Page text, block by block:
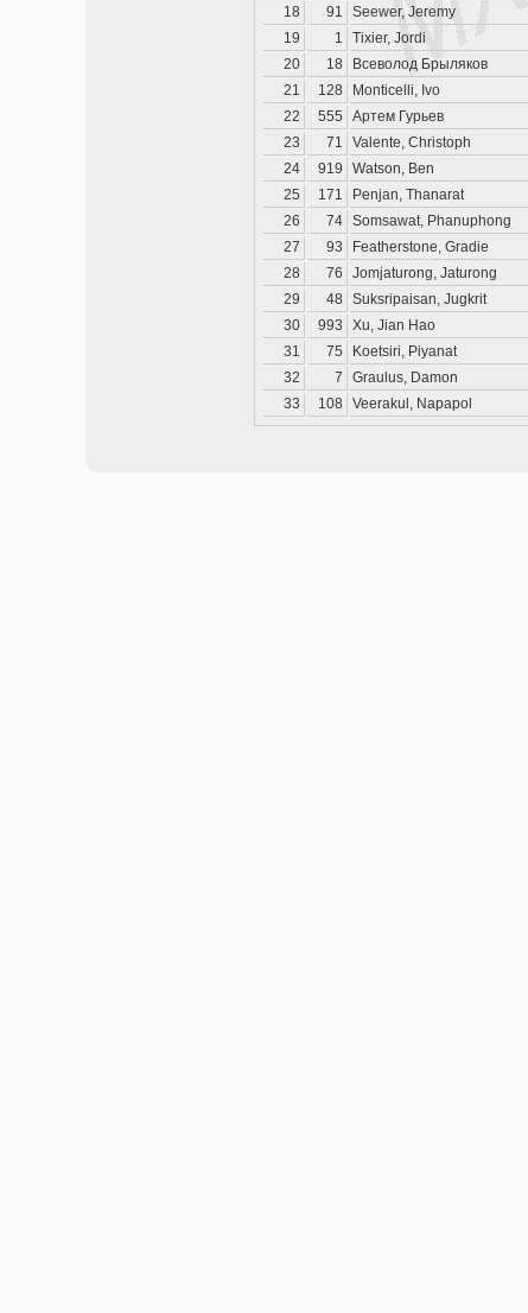
18
91 Seewer, Jeremy
19
1 Tixier, Jordi
20
18 Всеволод Брыляков
21
128 Monticelli, Ivo
22
555 Артем Гурьев
23
71 Valente, Christoph
24
919 Watson, Ben
25
171 Penjan, Thanarat
26
74 Somsawat, Phanuphong
27
93 Featherstone, Gradie
28
76 Jomjaturong, Jaturong
29
48 Suksripaisan, Jugkrit
30
993 Xu, Jian Hao
31
75 Koetsiri, Piyanat
32
7 Graulus, Damon
33
108 Veerakul, Napapol